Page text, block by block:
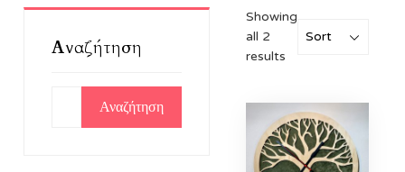
Showing
all 2
results
Αναζήτηση